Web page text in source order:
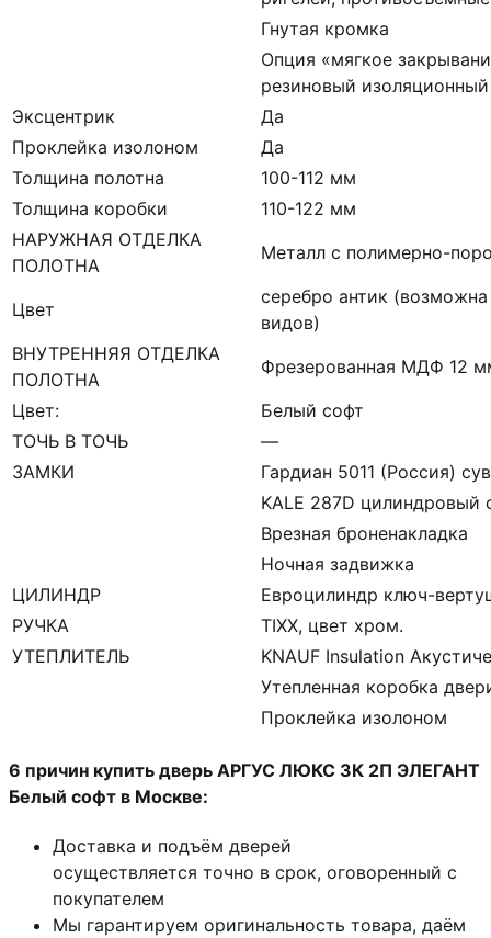
Гнутая кромка
Опция «мягкое
резиновый
Эксцентрик
Да
Проклейка изолоном
Да
Толщина полотна
100-112 мм
Толщина коробки
110-122 мм
НАРУЖНАЯ ОТДЕЛКА
ПОЛОТНА
Металл с полимерно-
Цвет
серебро антик
видов)
ВНУТРЕННЯЯ ОТДЕЛКА
ПОЛОТНА
Фрезерованная МДФ 12
Цвет:
Белый софт
ТОЧЬ В ТОЧЬ
—
ЗАМКИ
Гардиан 5011 (Россия)
KALE 287D цилиндровый
Врезная броненакладка
Ночная задвижка
ЦИЛИНДР
Евроцилиндр ключ-
РУЧКА
TIXX, цвет хром.
УТЕПЛИТЕЛЬ
KNAUF Insulation
Утепленная коробка
Проклейка изолоном
6 причин купить дверь АРГУС ЛЮКС 3К 2П ЭЛЕГАНТ
Белый софт в Москве:
Доставка и подъём дверей
осуществляется точно в срок, оговоренный с
покупателем
Мы гарантируем оригинальность товара, даём